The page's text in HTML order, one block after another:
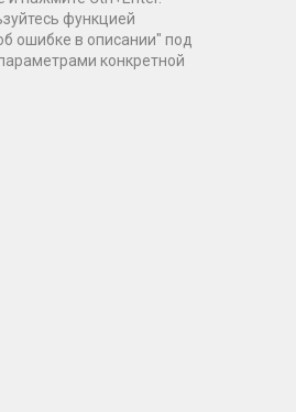
функцией
ошибке в описании" под
конкретной